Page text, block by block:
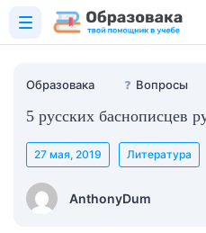
Образовака ❓ Вопросы
5 русских баснописцев
AnthonyDum
27 мая, 2019 Литература